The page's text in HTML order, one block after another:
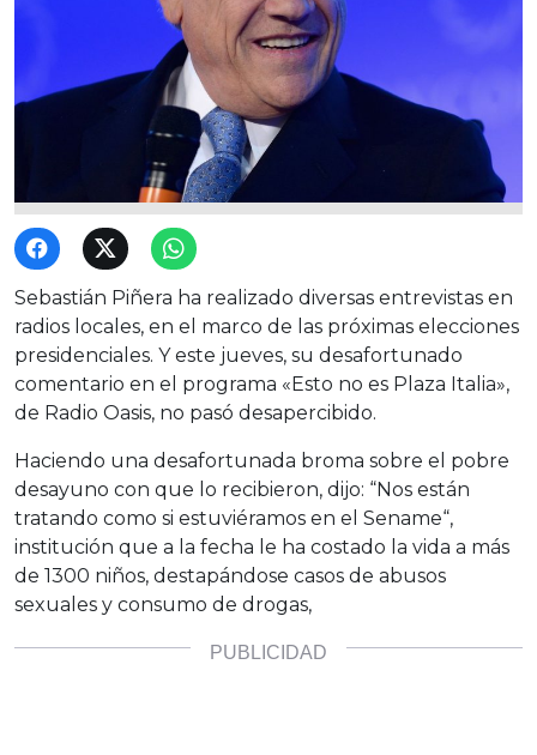
Sebastián Piñera ha realizado diversas entrevistas en
radios locales, en el marco de las próximas elecciones
presidenciales. Y este jueves, su desafortunado
comentario en el programa «Esto no es Plaza Italia»,
de Radio Oasis, no pasó desapercibido.
Haciendo una desafortunada broma sobre el pobre
desayuno con que lo recibieron, dijo: “Nos están
tratando como si estuviéramos en el Sename“,
institución que a la fecha le ha costado la vida a más
de 1300 niños, destapándose casos de abusos
sexuales y consumo de drogas,